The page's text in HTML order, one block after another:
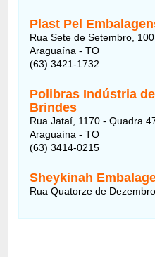
Plast Pel
Rua Sete de Setembro,
Araguaína - TO
(63) 3421-1732
Polibras Indústria
Brindes
Rua Jataí, 1170 - Quadra
Araguaína - TO
(63) 3414-0215
Sheykinah
Rua Quatorze de